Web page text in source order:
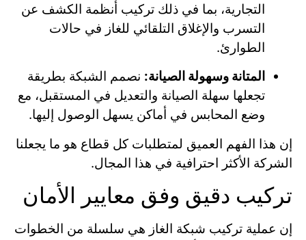
التجارية، بما في ذلك تركيب أنظمة الكشف عن
التسرب والإغلاق التلقائي للغاز في حالات
الطوارئ.
المتانة وسهولة الصيانة: نصمم الشبكة بطريقة
تجعلها سهلة الصيانة والتعديل في المستقبل، مع
وضع المحابس في أماكن يسهل الوصول إليها.
إن هذا الفهم العميق لمتطلبات كل قطاع هو ما يجعلنا
الشركة الأكثر احترافية في هذا المجال.
تركيب دقيق وفق معايير الأمان
إن عملية تركيب شبكة الغاز هي سلسلة من الخطوات